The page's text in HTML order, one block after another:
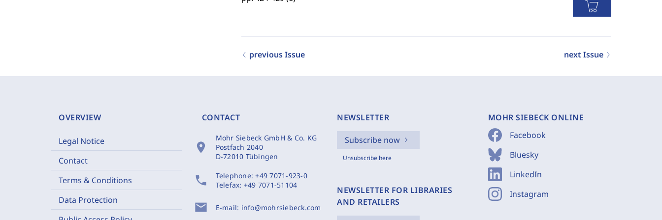
previous Issue next Issue
OVERVIEW
Legal Notice
Contact
Terms & Conditions
Data Protection
CONTACT
location_on
Mohr Siebeck GmbH & Co. KG
Postfach 2040
D-72010 Tübingen
phone Telephone:+49 7071-923-0
Telefax: +49 7071-51104
mail E-mail: info@mohrsiebeck.com
NEWSLETTER
Subscribe now
Unsubscribe here
NEWSLETTER FOR LIBRARIES
AND RETAILERS
MOHR SIEBECK ONLINE
Facebook
Bluesky
LinkedIn
Instagram